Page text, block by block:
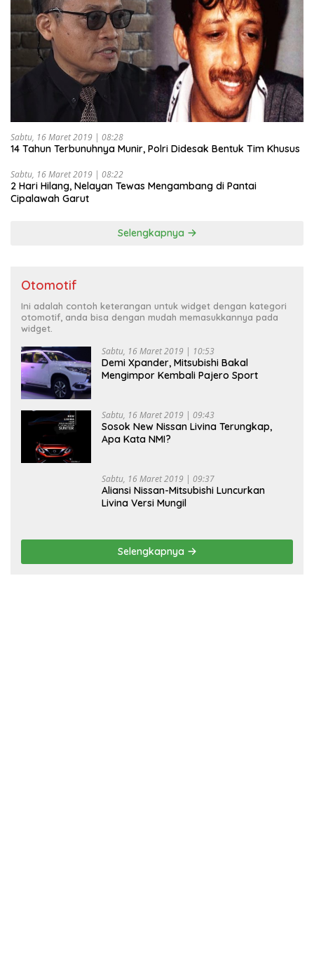
Sabtu, 16 Maret 2019 | 08:28
14 Tahun Terbunuhnya Munir, Polri Didesak Bentuk Tim Khusus
Sabtu, 16 Maret 2019 | 08:22
2 Hari Hilang, Nelayan Tewas Mengambang di Pantai
Cipalawah Garut
Selengkapnya
Otomotif
Ini adalah contoh keterangan untuk widget dengan kategori
otomotif, anda bisa dengan mudah memasukkannya pada
widget.
Sabtu, 16 Maret 2019 | 10:53
Demi Xpander, Mitsubishi Bakal
Mengimpor Kembali Pajero Sport
Sabtu, 16 Maret 2019 | 09:43
Sosok New Nissan Livina Terungkap,
Apa Kata NMI?
Sabtu, 16 Maret 2019 | 09:37
Aliansi Nissan-Mitsubishi Luncurkan
Livina Versi Mungil
Selengkapnya